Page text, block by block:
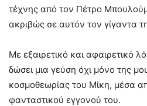
τέχνης από τον Πέτρο
ακριβώς σε αυτόν τον γίγαντα
Με εξαιρετικό και αφαιρετικό
δώσει μια γεύση όχι μόνο της
κοσμοθεωρίας του Μίκη, μέσα
φανταστικού εγγονού του.